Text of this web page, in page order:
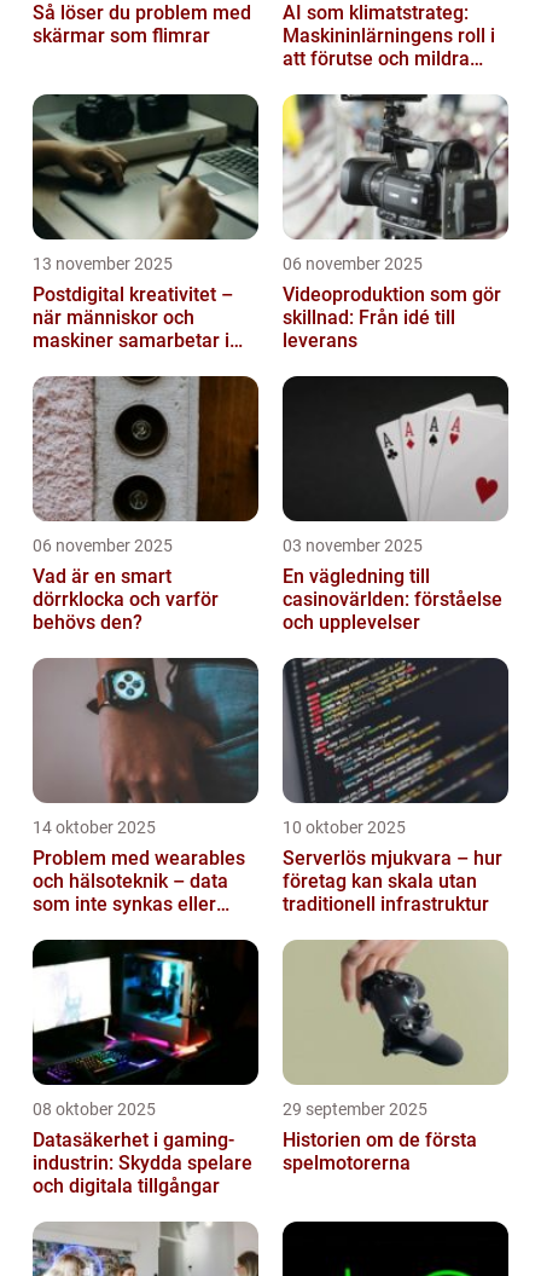
Så löser du problem med
skärmar som flimrar
AI som klimatstrateg:
Maskininlärningens roll i
att förutse och mildra
13 november 2025
Postdigital kreativitet –
när människor och
maskiner samarbetar i
06 november 2025
Videoproduktion som gör
skillnad: Från idé till
leverans
06 november 2025
Vad är en smart
dörrklocka och varför
behövs den?
03 november 2025
En vägledning till
casinovärlden: förståelse
och upplevelser
14 oktober 2025
Problem med wearables
och hälsoteknik – data
som inte synkas eller
10 oktober 2025
Serverlös mjukvara – hur
företag kan skala utan
traditionell infrastruktur
08 oktober 2025
Datasäkerhet i gaming-
industrin: Skydda spelare
och digitala tillgångar
29 september 2025
Historien om de första
spelmotorerna